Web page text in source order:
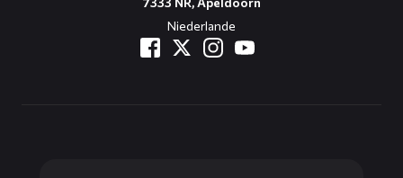
Niederlande